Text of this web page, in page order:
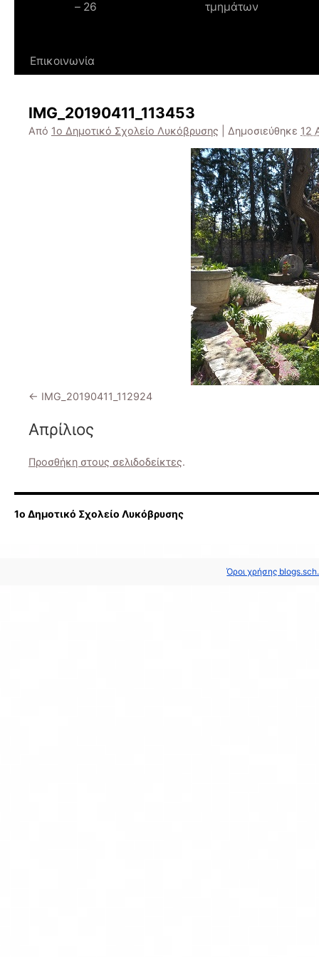
– 26
τμημάτων
Επικοινωνία
IMG_20190411_113453
Από 1ο Δημοτικό Σχολείο Λυκόβρυσης Δημοσιεύθηκε 12
IMG_20190411_112924
Απρίλιος
Προσθήκη στους σελιδοδείκτες.
1ο Δημοτικό Σχολείο Λυκόβρυσης
Όροι χρήσης